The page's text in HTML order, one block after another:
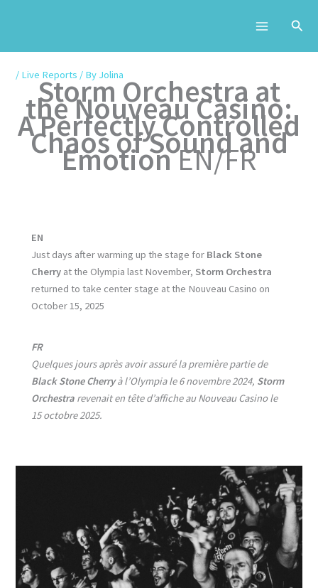
/ Live Reports / By Jolina
Storm Orchestra at
the Nouveau Casino:
A Perfectly Controlled
Chaos of Sound and
EmotionEN/FR
EN
Just days after warming up the stage for Black Stone
Cherry at the Olympia last November, Storm Orchestra
returned to take center stage at the Nouveau Casino on
October 15, 2025
FR
Quelques jours après avoir assuré la première partie de
Black Stone Cherryà l’Olympia le 6 novembre 2024, Storm
Orchestra revenait en tête d’affiche au Nouveau Casino le
15 octobre 2025.